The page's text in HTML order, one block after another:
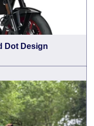
Dot Design